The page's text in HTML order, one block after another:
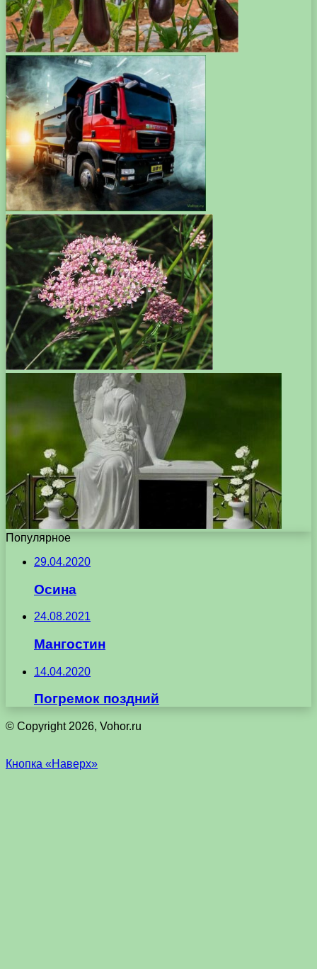
Популярное
29.04.2020
Осина
24.08.2021
Мангостин
14.04.2020
Погремок поздний
© Copyright 2026, Vohor.ru
Кнопка «Наверх»